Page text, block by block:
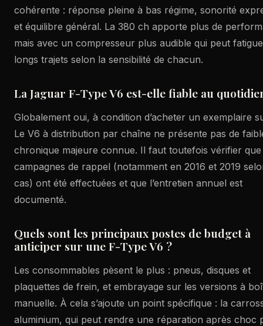
cohérente : réponse pleine à bas régime, sonorité
et équilibre général. La 380 ch apporte plus de
mais avec un compresseur plus audible qui peut
longs trajets selon la sensibilité de chacun.
La Jaguar F-Type V6 est-elle fiable au
Globalement oui, à condition d’acheter un exemplaire
Le V6 à distribution par chaîne ne présente pas de
chronique majeure connue. Il faut toutefois vérifier que
campagnes de rappel (notamment en 2016 et 2019
cas) ont été effectuées et que l’entretien annuel est
documenté.
Quels sont les principaux postes de budget à
anticiper sur une F-Type V6 ?
Les consommables pèsent le plus : pneus, disques et
plaquettes de frein, et embrayage sur les versions à
manuelle. À cela s’ajoute un point spécifique : la
aluminium, qui peut rendre une réparation après choc